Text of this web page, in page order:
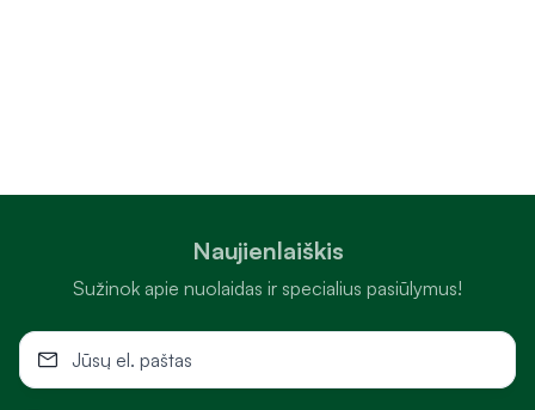
Naujienlaiškis
Sužinok apie nuolaidas ir specialius pasiūlymus!